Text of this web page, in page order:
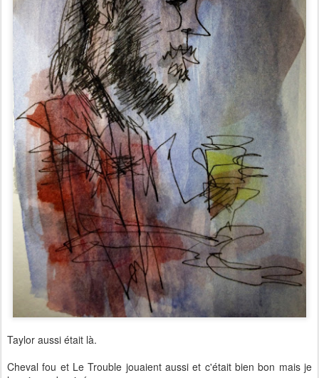
Taylor aussi était là.
Cheval fou et Le Trouble jouaient aussi et c'était bien bon mais je